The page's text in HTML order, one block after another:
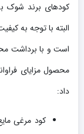
کودهای برند شوک
البته با توجه به
است و با برداشت
محصول مزایای
داد:
کود مرغی